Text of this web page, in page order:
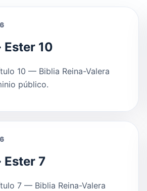
Ester 10
10 — Biblia Reina-Valera
público.
Ester 7
7 — Biblia Reina-Valera